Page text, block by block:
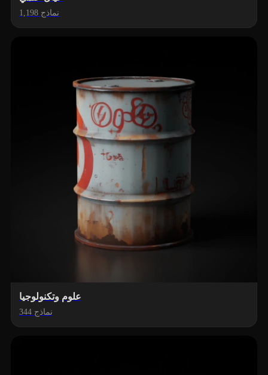
1,198 نماذج
علوم وتكنولوجيا
344 نماذج